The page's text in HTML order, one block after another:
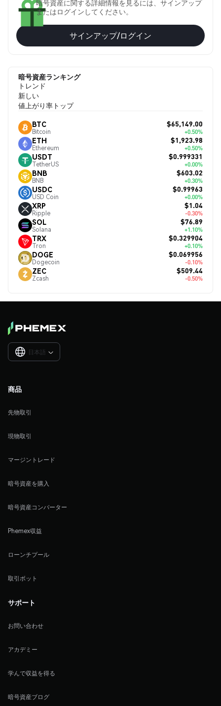
暗号資産に関する詳細情報を見るには、サインアップ
またはログインしてください。
サインアップ/ログイン
暗号資産ランキング
トレンド
新しい
値上がり率トップ
BTC
Bitcoin
$65,149.00
+0.50%
ETH
Ethereum
$1,923.98
+0.50%
USDT
TetherUS
$0.999331
+0.00%
BNB
BNB
$603.02
+0.30%
USDC
USD Coin
$0.99963
+0.00%
XRP
Ripple
$1.04
-0.30%
SOL
Solana
$76.89
+1.10%
TRX
Tron
$0.329904
+0.10%
DOGE
Dogecoin
$0.069956
-0.10%
ZEC
Zcash
$509.44
-0.50%
日本語 
商品
先物取引
現物取引
マージントレード
暗号資産を購入
暗号資産コンバーター
Phemex収益
ローンチプール
取引ボット
サポート
お問い合わせ
アカデミー
学んで収益を得る
暗号資産ブログ